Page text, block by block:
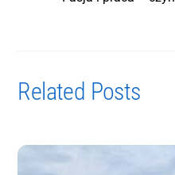
Related Posts